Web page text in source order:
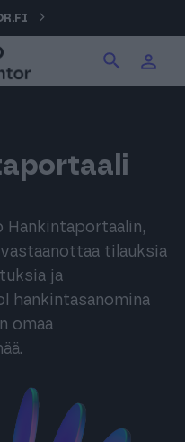
Hankintaportaalin,
tilauksia
ja
hankintasanomina
omaa